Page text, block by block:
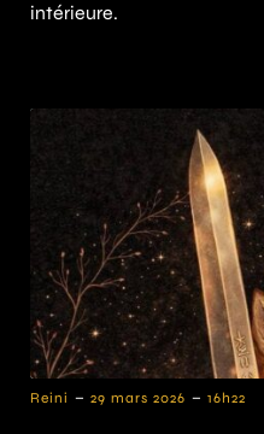
intérieure.
Reini - 29 mars 2026 - 16h22